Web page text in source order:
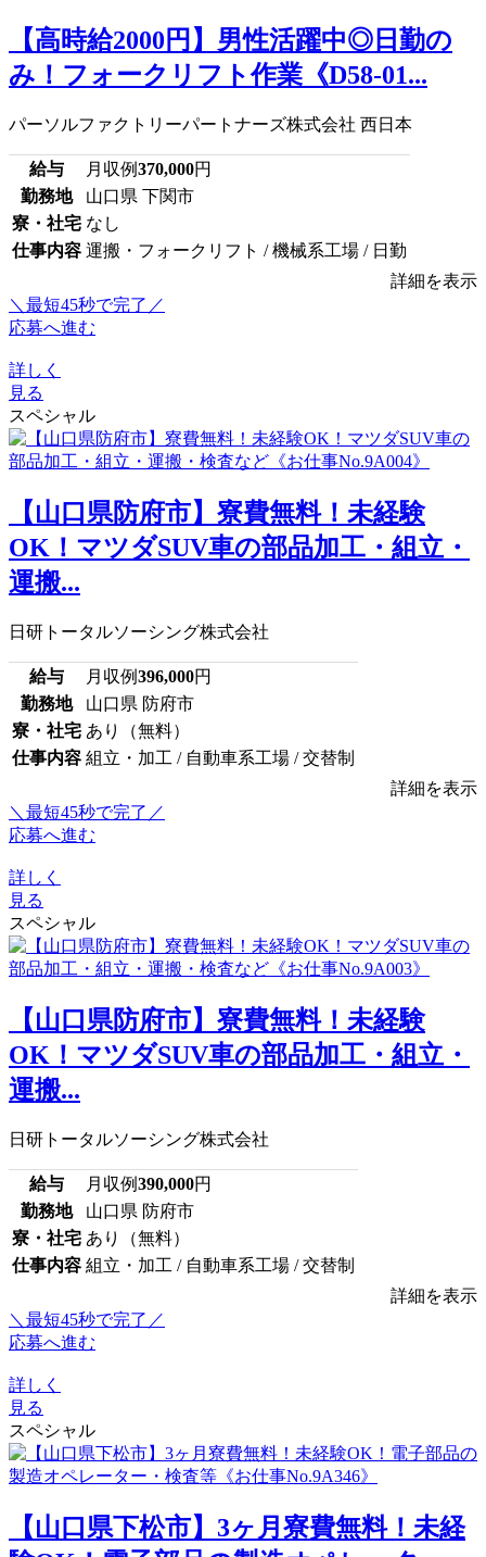
【高時給2000円】男性活躍中◎日勤の
み！フォークリフト作業《D58-01...
パーソルファクトリーパートナーズ株式会社 西日本
給与 月収例370,000円
勤務地
山口県 下関市
寮・社宅 なし
仕事内容 運搬・フォークリフト / 機械系工場 / 日勤
詳細を表示
＼最短45秒で完了／
応募へ進む
詳しく
見る
スペシャル
【山口県防府市】寮費無料！未経験
OK！マツダSUV車の部品加工・組立・
運搬...
日研トータルソーシング株式会社
給与 月収例396,000円
勤務地
山口県 防府市
寮・社宅 あり（無料）
仕事内容 組立・加工 / 自動車系工場 / 交替制
詳細を表示
＼最短45秒で完了／
応募へ進む
詳しく
見る
スペシャル
【山口県防府市】寮費無料！未経験
OK！マツダSUV車の部品加工・組立・
運搬...
日研トータルソーシング株式会社
給与 月収例390,000円
勤務地
山口県 防府市
寮・社宅 あり（無料）
仕事内容 組立・加工 / 自動車系工場 / 交替制
詳細を表示
＼最短45秒で完了／
応募へ進む
詳しく
見る
スペシャル
【山口県下松市】3ヶ月寮費無料！未経